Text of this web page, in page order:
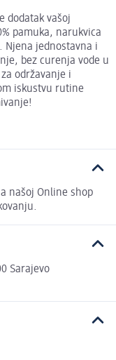
dodatak vašoj
pamuka, narukvica
Njena jednostavna i
bez curenja vode u
održavanje i
iskustvu rutine
našoj Online shop
Sarajevo